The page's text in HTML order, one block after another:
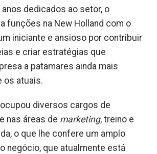
dedicados ao setor, o
funções na New Holland com o
iniciante e ansioso por contribuir
e criar estratégias que
a patamares ainda mais
os atuais.
diversos cargos de
nas áreas de marketing, treino e
o que lhe confere um amplo
negócio, que atualmente está